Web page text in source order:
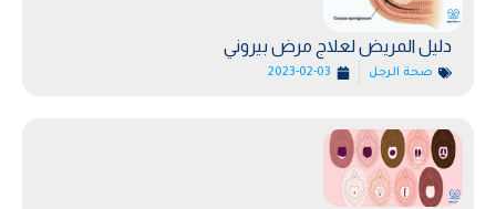
دليل المريض لعلاج مرض بيروني
صحة الرجل 2023-02-03